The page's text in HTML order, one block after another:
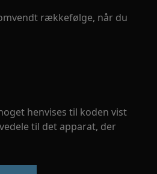
rækkefølge, når du
henvises til koden vist
til det apparat, der